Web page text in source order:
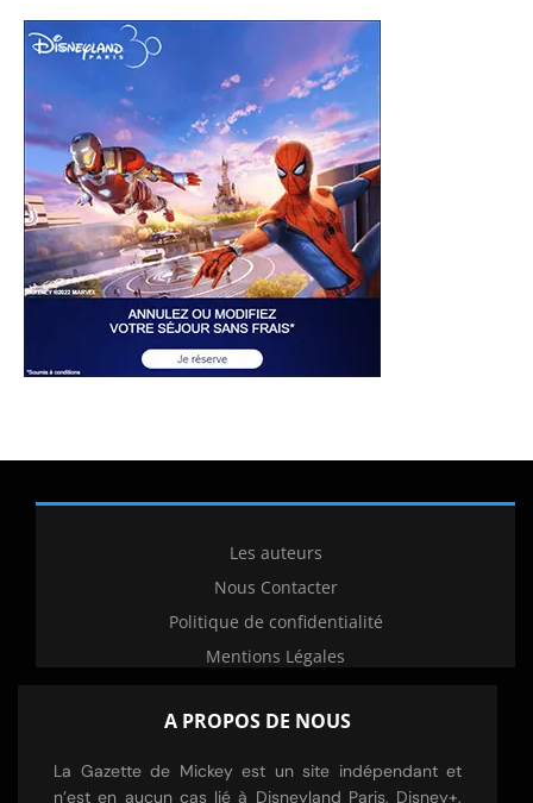
Les auteurs
Nous Contacter
Politique de confidentialité
Mentions Légales
A PROPOS DE NOUS
La Gazette de Mickey est un site indépendant et
n’est en aucun cas lié à Disneyland Paris, Disney+,